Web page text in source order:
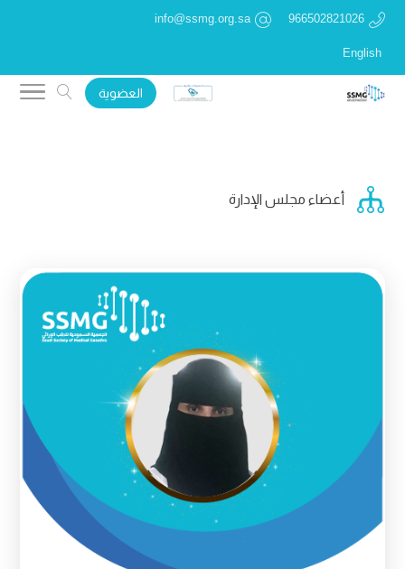
966502821026
info@ssmg.org.sa
English
العضوية
 أعضاء مجلس الإدارة